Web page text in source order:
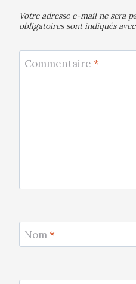
Votre adresse e-mail ne sera
obligatoires sont indiqués avec
Commentaire *
Nom*